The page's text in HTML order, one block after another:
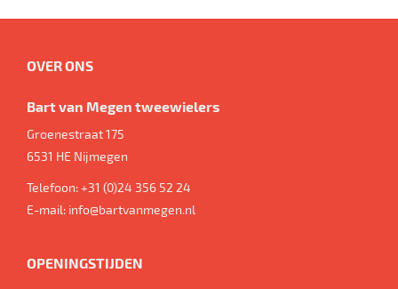
OVER ONS
Bart van Megen tweewielers
Groenestraat 175
6531 HE Nijmegen
Telefoon:+31 (0)24 356 52 24
E-mail: info@bartvanmegen.nl
OPENINGSTIJDEN